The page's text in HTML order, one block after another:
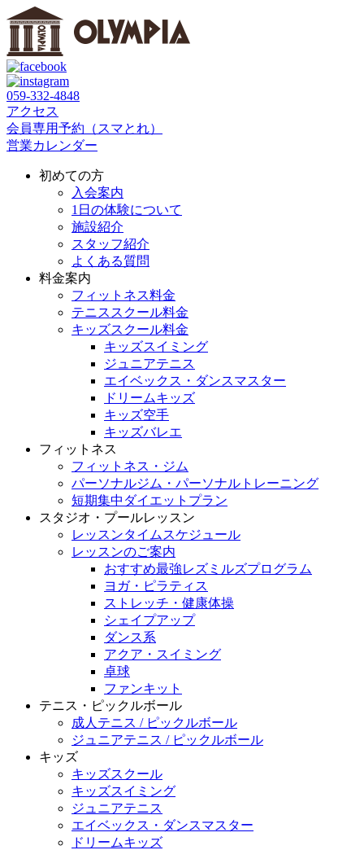
059‐332‐4848
アクセス
会員専用予約（スマとれ）
営業カレンダー
初めての方
入会案内
1日の体験について
施設紹介
スタッフ紹介
よくある質問
料金案内
フィットネス料金
テニススクール料金
キッズスクール料金
キッズスイミング
ジュニアテニス
エイベックス・ダンスマスター
ドリームキッズ
キッズ空手
キッズバレエ
フィットネス
フィットネス・ジム
パーソナルジム・パーソナルトレーニング
短期集中ダイエットプラン
スタジオ・プールレッスン
レッスンタイムスケジュール
レッスンのご案内
おすすめ最強レズミルズプログラム
ヨガ・ピラティス
ストレッチ・健康体操
シェイプアップ
ダンス系
アクア・スイミング
卓球
ファンキット
テニス・ピックルボール
成人テニス / ピックルボール
ジュニアテニス / ピックルボール
キッズ
キッズスクール
キッズスイミング
ジュニアテニス
エイベックス・ダンスマスター
ドリームキッズ